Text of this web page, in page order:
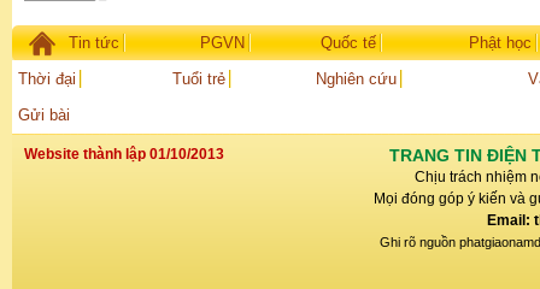
Tin tức PGVN Quốc tế
Phật học
Thời đại
Tuổi trẻ Nghiên cứu
Gửi bài
Website thành lập 01/10/2013 TRANG TIN ĐIỆN
Chịu trách nhiệm
Mọi đóng góp ý kiến và
Email:
Ghi rõ nguồn